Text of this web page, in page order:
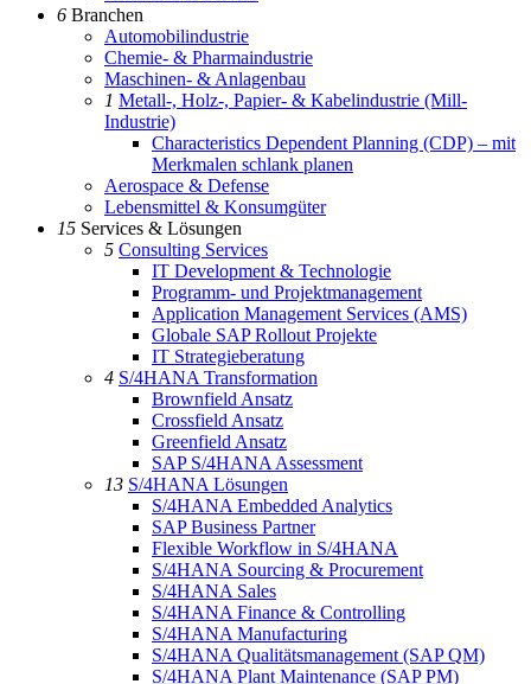
6 Branchen
Automobilindustrie
Chemie- & Pharmaindustrie
Maschinen- & Anlagenbau
1 Metall-, Holz-, Papier- & Kabelindustrie (Mill-
Industrie)
Characteristics Dependent Planning (CDP) – mit
Merkmalen schlank planen
Aerospace & Defense
Lebensmittel & Konsumgüter
15 Services & Lösungen
5 Consulting Services
IT Development & Technologie
Programm- und Projektmanagement
Application Management Services (AMS)
Globale SAP Rollout Projekte
IT Strategieberatung
4 S/4HANA Transformation
Brownfield Ansatz
Crossfield Ansatz
Greenfield Ansatz
SAP S/4HANA Assessment
13 S/4HANA Lösungen
S/4HANA Embedded Analytics
SAP Business Partner
Flexible Workflow in S/4HANA
S/4HANA Sourcing & Procurement
S/4HANA Sales
S/4HANA Finance & Controlling
S/4HANA Manufacturing
S/4HANA Qualitätsmanagement (SAP QM)
S/4HANA Plant Maintenance (SAP PM)